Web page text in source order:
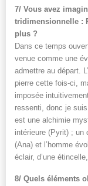
7/ Vous avez
tridimensionnelle :
plus ?
Dans ce temps
venue comme une
admettre au départ.
pierre cette fois-ci,
imposée
ressenti, donc je
est une alchimie
intérieure (Pyrit) ; un
(Ana) et l’homme
éclair, d’une
8/ Quels éléments